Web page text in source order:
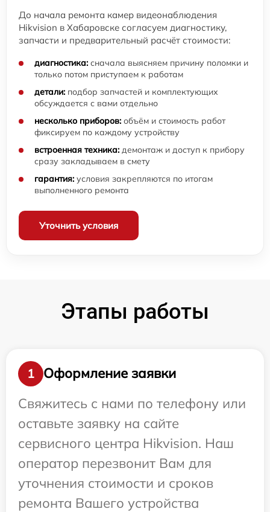
До начала ремонта камер видеонаблюдения
Hikvision в Хабаровске согласуем диагностику,
запчасти и предварительный расчёт стоимости:
диагностика: сначала выясняем причину поломки и
только потом приступаем к работам
детали: подбор запчастей и комплектующих
обсуждается с вами отдельно
несколько приборов: объём и стоимость работ
фиксируем по каждому устройству
встроенная техника: демонтаж и доступ к прибору
сразу закладываем в смету
гарантия: условия закрепляются по итогам
выполненного ремонта
Уточнить условия
Этапы работы
1
Оформление заявки
Свяжитесь с нами по телефону или
оставьте заявку на сайте
сервисного центра Hikvision. Наш
оператор перезвонит Вам для
уточнения стоимости и сроков
ремонта Вашего устройства